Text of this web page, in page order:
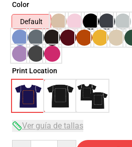
Color
Default
Print Location
Ver guía de tallas